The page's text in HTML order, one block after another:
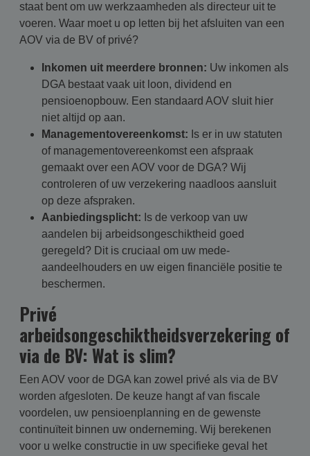
staat bent om uw werkzaamheden als directeur uit te
voeren. Waar moet u op letten bij het afsluiten van een
AOV via de BV of privé?
Inkomen uit meerdere bronnen: Uw inkomen als
DGA bestaat vaak uit loon, dividend en
pensioenopbouw. Een standaard AOV sluit hier
niet altijd op aan.
Managementovereenkomst: Is er in uw statuten
of managementovereenkomst een afspraak
gemaakt over een AOV voor de DGA? Wij
controleren of uw verzekering naadloos aansluit
op deze afspraken.
Aanbiedingsplicht: Is de verkoop van uw
aandelen bij arbeidsongeschiktheid goed
geregeld? Dit is cruciaal om uw mede-
aandeelhouders en uw eigen financiële positie te
beschermen.
Privé
arbeidsongeschiktheidsverzekering of
via de BV: Wat is slim?
Een AOV voor de DGA kan zowel privé als via de BV
worden afgesloten. De keuze hangt af van fiscale
voordelen, uw pensioenplanning en de gewenste
continuïteit binnen uw onderneming. Wij berekenen
voor u welke constructie in uw specifieke geval het